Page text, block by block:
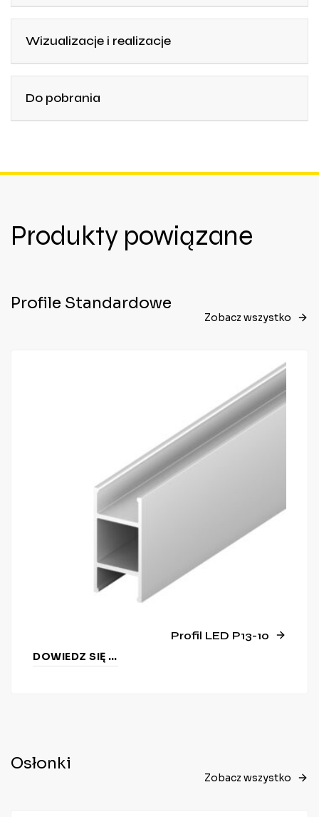
Wizualizacje i realizacje
Do pobrania
Produkty powiązane
Profile Standardowe
Zobacz wszystko
Profil LED P13-10
DOWIEDZ SIĘ WIĘCEJ
Osłonki
Zobacz wszystko